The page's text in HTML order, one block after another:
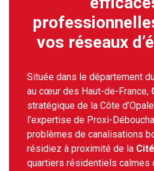
vos réseaux
Située dans le département
au cœur des Haut-de-France,
stratégique de la Côte
l’expertise de Proxi-
problèmes de canalisations
résidiez à proximité de la
quartiers résidentiels calmes